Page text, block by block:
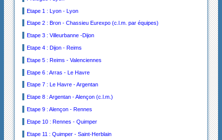
Etape 1 : Lyon - Lyon
Etape 2 : Bron - Chassieu Eurexpo (c.l.m. par équipes)
Etape 3 : Villeurbanne -Dijon
Etape 4 : Dijon - Reims
Etape 5 : Reims - Valenciennes
Etape 6 : Arras - Le Havre
Etape 7 : Le Havre - Argentan
Etape 8 : Argentan - Alençon (c.l.m.)
Etape 9 : Alençon - Rennes
Etape 10 : Rennes - Quimper
Etape 11 : Quimper - Saint-Herblain